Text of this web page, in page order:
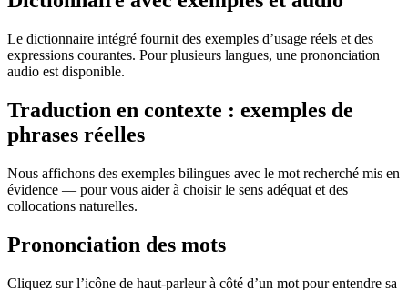
Le dictionnaire intégré fournit des exemples d’usage réels et des
expressions courantes. Pour plusieurs langues, une prononciation
audio est disponible.
Traduction en contexte : exemples de
phrases réelles
Nous affichons des exemples bilingues avec le mot recherché mis en
évidence — pour vous aider à choisir le sens adéquat et des
collocations naturelles.
Prononciation des mots
Cliquez sur l’icône de haut-parleur à côté d’un mot pour entendre sa